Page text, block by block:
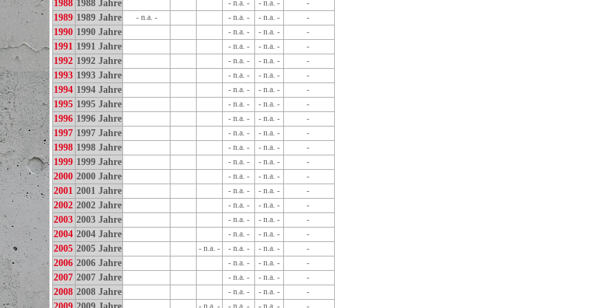
1988 1988 Jahre - n.a. - - n.a. - -
1989 1989 Jahre - n.a. - - n.a. - - n.a. - -
1990 1990 Jahre - n.a. - - n.a. - -
1991 1991 Jahre - n.a. - - n.a. - -
1992 1992 Jahre - n.a. - - n.a. - -
1993 1993 Jahre - n.a. - - n.a. - -
1994 1994 Jahre - n.a. - - n.a. - -
1995 1995 Jahre - n.a. - - n.a. - -
1996 1996 Jahre - n.a. - - n.a. - -
1997 1997 Jahre - n.a. - - n.a. - -
1998 1998 Jahre - n.a. - - n.a. - -
1999 1999 Jahre - n.a. - - n.a. - -
2000 2000 Jahre - n.a. - - n.a. - -
2001 2001 Jahre - n.a. - - n.a. - -
2002 2002 Jahre - n.a. - - n.a. - -
2003 2003 Jahre - n.a. - - n.a. - -
2004 2004 Jahre - n.a. - - n.a. - -
2005 2005 Jahre - n.a. - - n.a. - - n.a. - -
2006 2006 Jahre - n.a. - - n.a. - -
2007 2007 Jahre - n.a. - - n.a. - -
2008 2008 Jahre - n.a. - - n.a. - -
- n.a. - - n.a. - - n.a. - -